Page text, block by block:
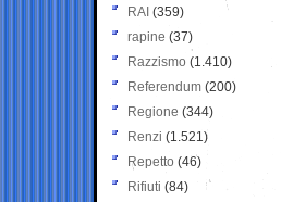
RAI (359)
rapine (37)
Razzismo (1.410)
Referendum (200)
Regione (344)
Renzi (1.521)
Repetto (46)
Rifiuti (84)